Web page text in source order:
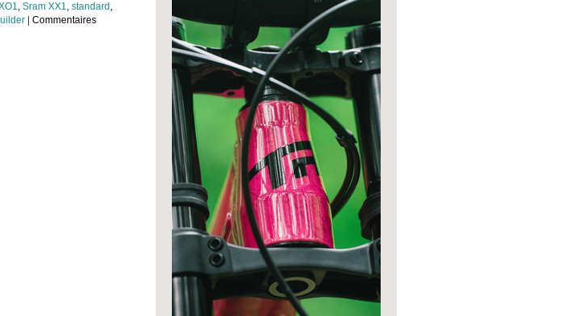
, Sram XX1, standard ,
Commentaires